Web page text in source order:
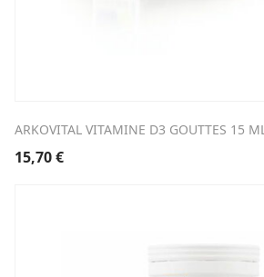
ARKOVITAL VITAMINE D3 GOUTTES 15 ML
15,70€